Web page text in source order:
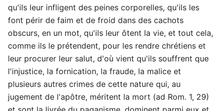
qu'ils leur infligent des peines corporelles, qu'ils les
font périr de faim et de froid dans des cachots
obscurs, en un mot, qu'ils leur ôtent la vie, et tout cela,
comme ils le prétendent, pour les rendre chrétiens et
leur procurer leur salut, d'où vient qu'ils souffrent que
l'injustice, la fornication, la fraude, la malice et
plusieurs autres crimes de cette nature qui, au
jugement de l'apôtre, méritent la mort (ad Rom. 1, 29)